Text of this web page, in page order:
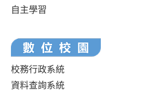
自主學習
校務行政系統
資料查詢系統